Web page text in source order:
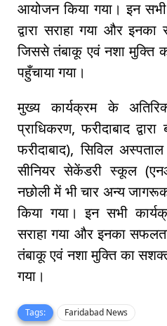
आयोजन किया गया। इन
द्वारा सराहा गया और
जिससे तंबाकू एवं नशा
पहुँचाया गया।
मुख्य कार्यक्रम के
प्राधिकरण, फरीदाबाद
फरीदाबाद), सिविल
सीनियर सेकेंडरी स्कूल
नछोली में भी चार अन्य
किया गया। इन सभी
सराहा गया और इनका
तंबाकू एवं नशा मुक्ति का
गया।
Tags: Faridabad News